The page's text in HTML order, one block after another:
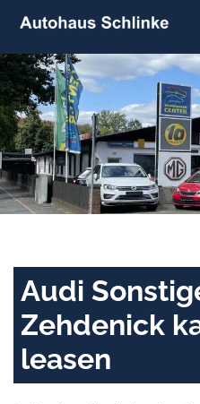
Audi
Zehdenick
leasen